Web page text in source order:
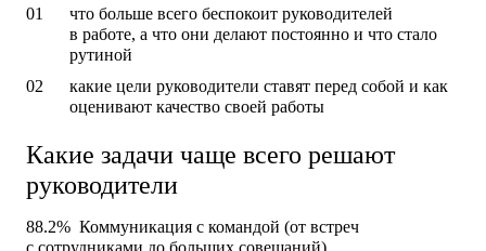
что больше всего беспокоит руководителей
в работе, а что они делают постоянно и что стало
рутиной
какие цели руководители ставят перед собой и как
оценивают качество своей работы
Какие задачи чаще всего решают
руководители
88.2%Коммуникация с командой (от встреч
с сотрудниками до больших совещаний)